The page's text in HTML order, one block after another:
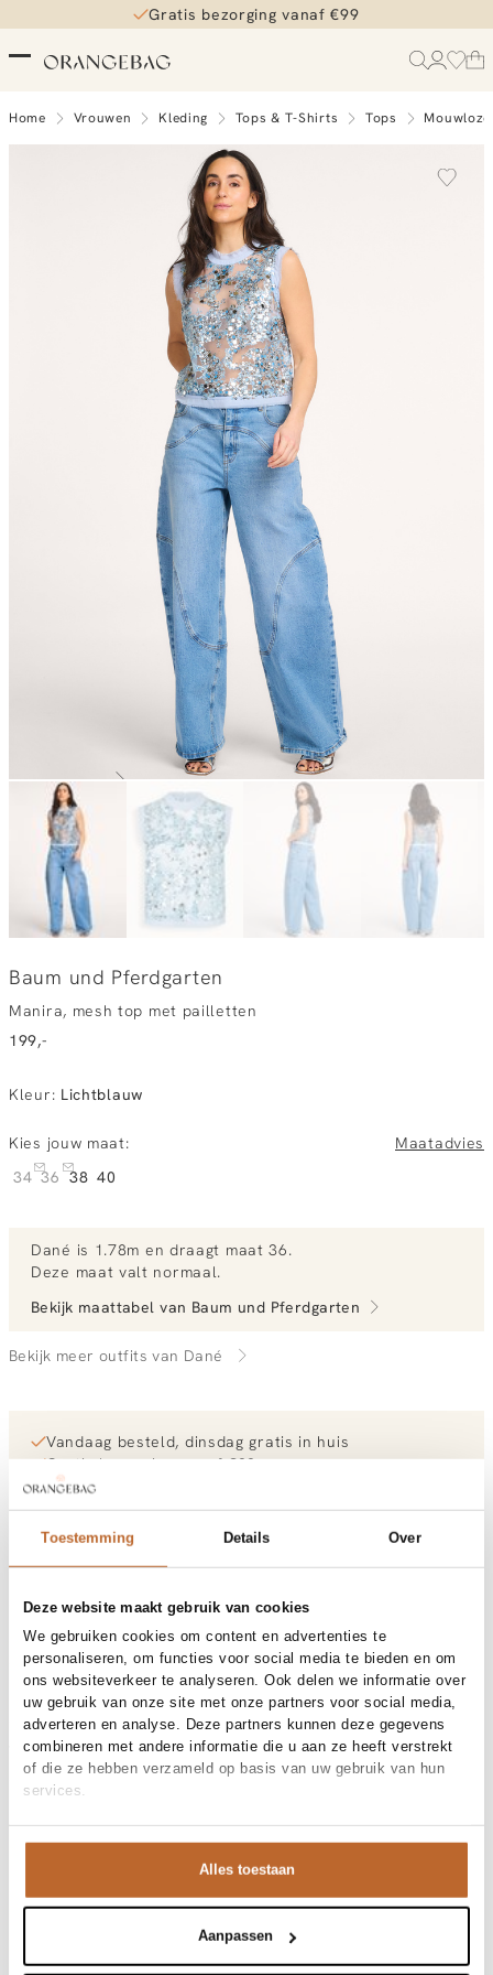
Toestemming Details Over
Deze website maakt gebruik van cookies
We gebruiken cookies om content en advertenties te
personaliseren, om functies voor social media te bieden en om
ons websiteverkeer te analyseren. Ook delen we informatie over
uw gebruik van onze site met onze partners voor social media,
adverteren en analyse. Deze partners kunnen deze gegevens
combineren met andere informatie die u aan ze heeft verstrekt
of die ze hebben verzameld op basis van uw gebruik van hun
services.
Alles toestaan
Aanpassen
Gratis bezorging vanaf €99
Home Vrouwen Kleding Tops & T-Shirts Tops
Baum und Pferdgarten
Manira, mesh top met pailletten
199,-
Kleur: Lichtblauw
Kies jouw maat:
Maatadvies
34 36 38 40
Dané is 1.78m en draagt maat 36.
Deze maat valt normaal.
Bekijk maattabel van Baum und Pferdgarten
Bekijk meer outfits van Dané
Vandaag besteld, dinsdag gratis in huis
Gratis bezorging vanaf €99
30 dagen bedenktijd
Fabric
Fabric: 100% recycled polyester
Materiaal
Mesh
Reiniging
Hand wash
Maat en pasvorm
Maatadvies
Deze maat valt normaal
Pasvorm
Maat model
36
Productdetails
Merk
Baum und Pferdgarten
Merk-artikelnummer
24890
Productnaam
MANIRA
Variantnummer
Productnummer
00029367
Transparant
Sluiting
Knoopsluiting
Kerst, Party
Verzenden en retour
Bij Orangebag ontvang je gratis verzending vanaf €99. Alle
Heb je vragen over onze producten of heb je hulp nodig bij
het plaatsen van een bestelling? Onze klantenservice staat
Shop the look
Deze lichtblauwe Manira top van Baum und Pferdgarten
is een echt statement piece. De fonkelende pailletten